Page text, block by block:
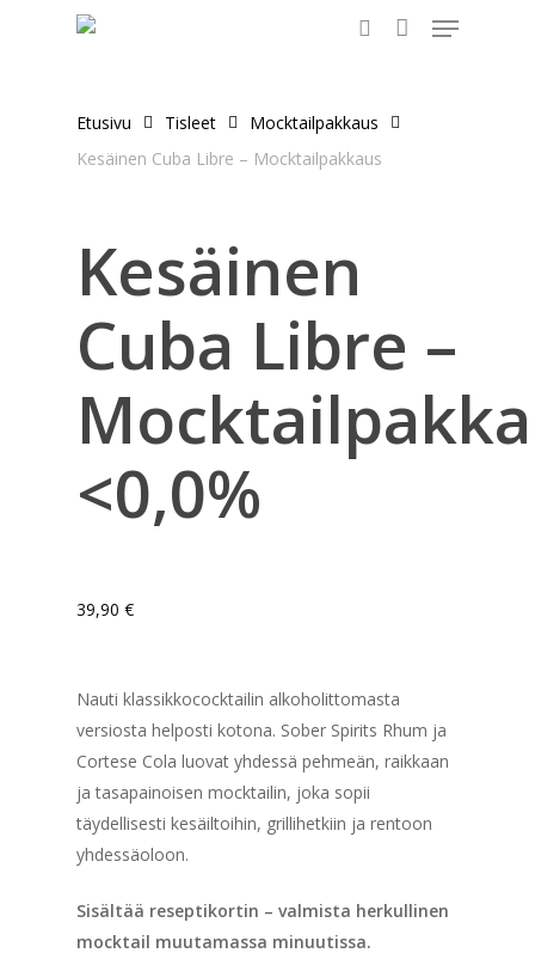
Menu
Etusivu Tisleet
Mocktailpakkaus
Kesäinen Cuba Libre – Mocktailpakkaus
Kesäinen
Cuba Libre –
<0,0%
39,90 €
Nauti klassikkococktailin alkoholittomasta
versiosta helposti kotona. Sober Spirits Rhum ja
Cortese Cola luovat yhdessä pehmeän, raikkaan
ja tasapainoisen mocktailin, joka sopii
täydellisesti kesäiltoihin, grillihetkiin ja rentoon
yhdessäoloon.
Sisältää reseptikortin – valmista herkullinen
mocktail muutamassa minuutissa.